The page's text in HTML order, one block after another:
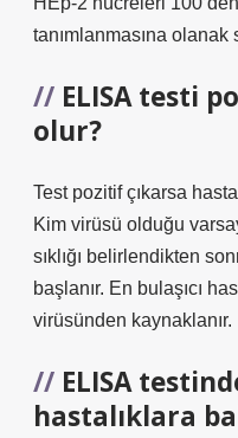
tanımlanmasına olanak
ELISA testi
olur?
Test pozitif çıkarsa
Kim virüsü olduğu
sıklığı belirlendikten
başlanır. En bulaşıcı
virüsünden kaynaklanır.
ELISA
hastalıklara